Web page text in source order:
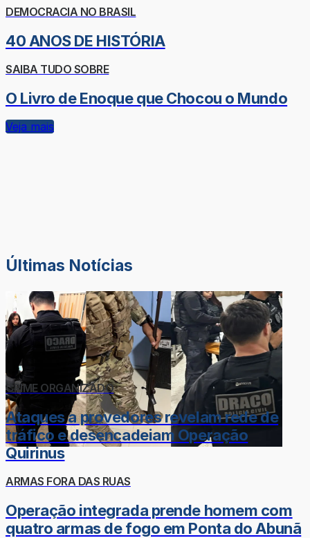
DEMOCRACIA NO BRASIL
40 ANOS DE HISTÓRIA
SAIBA TUDO SOBRE
O Livro de Enoque que Chocou o Mundo
Veja mais
Últimas Notícias
CRIME ORGANIZADO
Ataques a provedores revelam rede de
tráfico e desencadeiam Operação
Quirinus
ARMAS FORA DAS RUAS
Operação integrada prende homem com
quatro armas de fogo em Ponta do Abunã